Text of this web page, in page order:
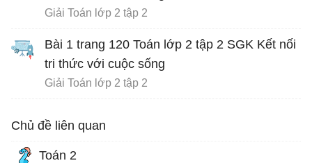
Giải Toán lớp 2 tập 2
Bài 1 trang 120 Toán lớp 2 tập 2 SGK Kết nối
tri thức với cuộc sống
Giải Toán lớp 2 tập 2
Chủ đề liên quan
Toán 2